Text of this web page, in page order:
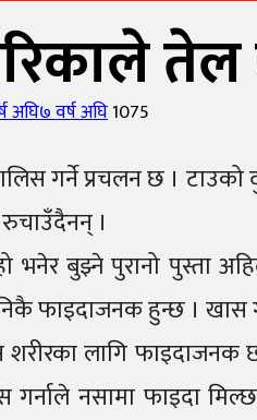
अघि७ वर्ष अघि1075
गर्ने प्रचलन छ ।
।
भनेर बुझ्ने पुरानो पुस्ता
फाइदाजनक हुन्छ । खास
शरीरका लागि फाइदाजनक
गर्नाले नसामा फाइदा